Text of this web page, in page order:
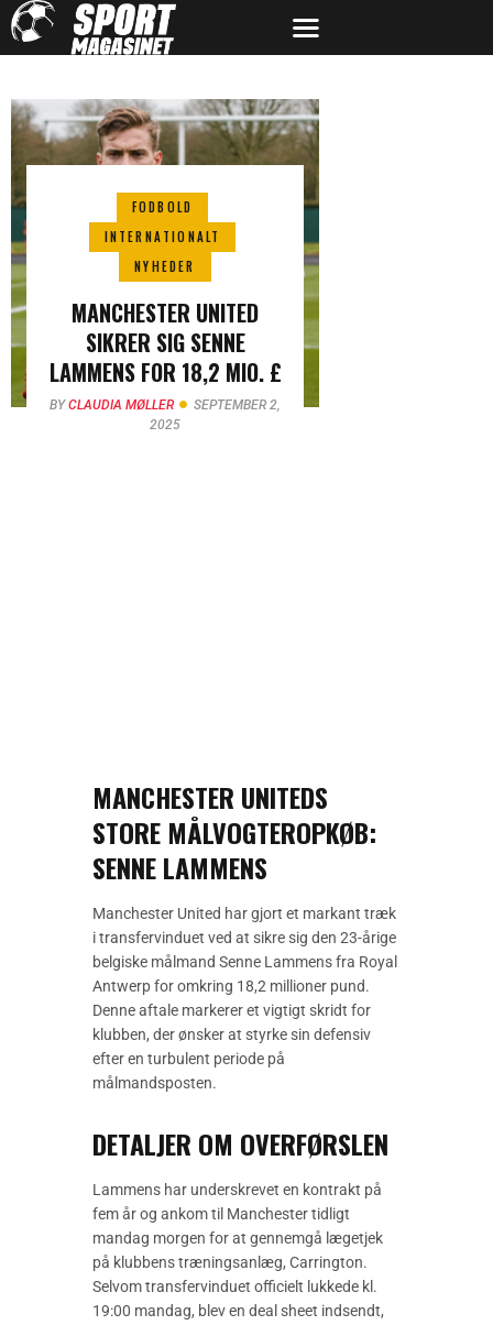
FODBOLD
INTERNATIONALT
NYHEDER
MANCHESTER UNITED
SIKRER SIG SENNE
LAMMENS FOR 18,2 MIO. £
BYCLAUDIA MØLLER
SEPTEMBER 2,
2025
MANCHESTER UNITEDS
STORE MÅLVOGTEROPKØB:
SENNE LAMMENS
Manchester United har gjort et markant træk
i transfervinduet ved at sikre sig den 23-årige
belgiske målmand Senne Lammens fra Royal
Antwerp for omkring 18,2 millioner pund.
Denne aftale markerer et vigtigt skridt for
klubben, der ønsker at styrke sin defensiv
efter en turbulent periode på
målmandsposten.
DETALJER OM OVERFØRSLEN
Lammens har underskrevet en kontrakt på
fem år og ankom til Manchester tidligt
mandag morgen for at gennemgå lægetjek
på klubbens træningsanlæg, Carrington.
Selvom transfervinduet officielt lukkede kl.
19:00 mandag, blev en deal sheet indsendt,